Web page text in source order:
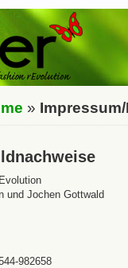
»
und Jochen Gottwald
982658